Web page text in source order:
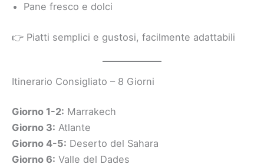
Pane fresco e dolci
👉 Piatti semplici e gustosi, facilmente adattabili
Itinerario Consigliato – 8 Giorni
Giorno 1-2: Marrakech
Giorno 3: Atlante
Giorno 4-5: Deserto del Sahara
Giorno 6: Valle del Dades